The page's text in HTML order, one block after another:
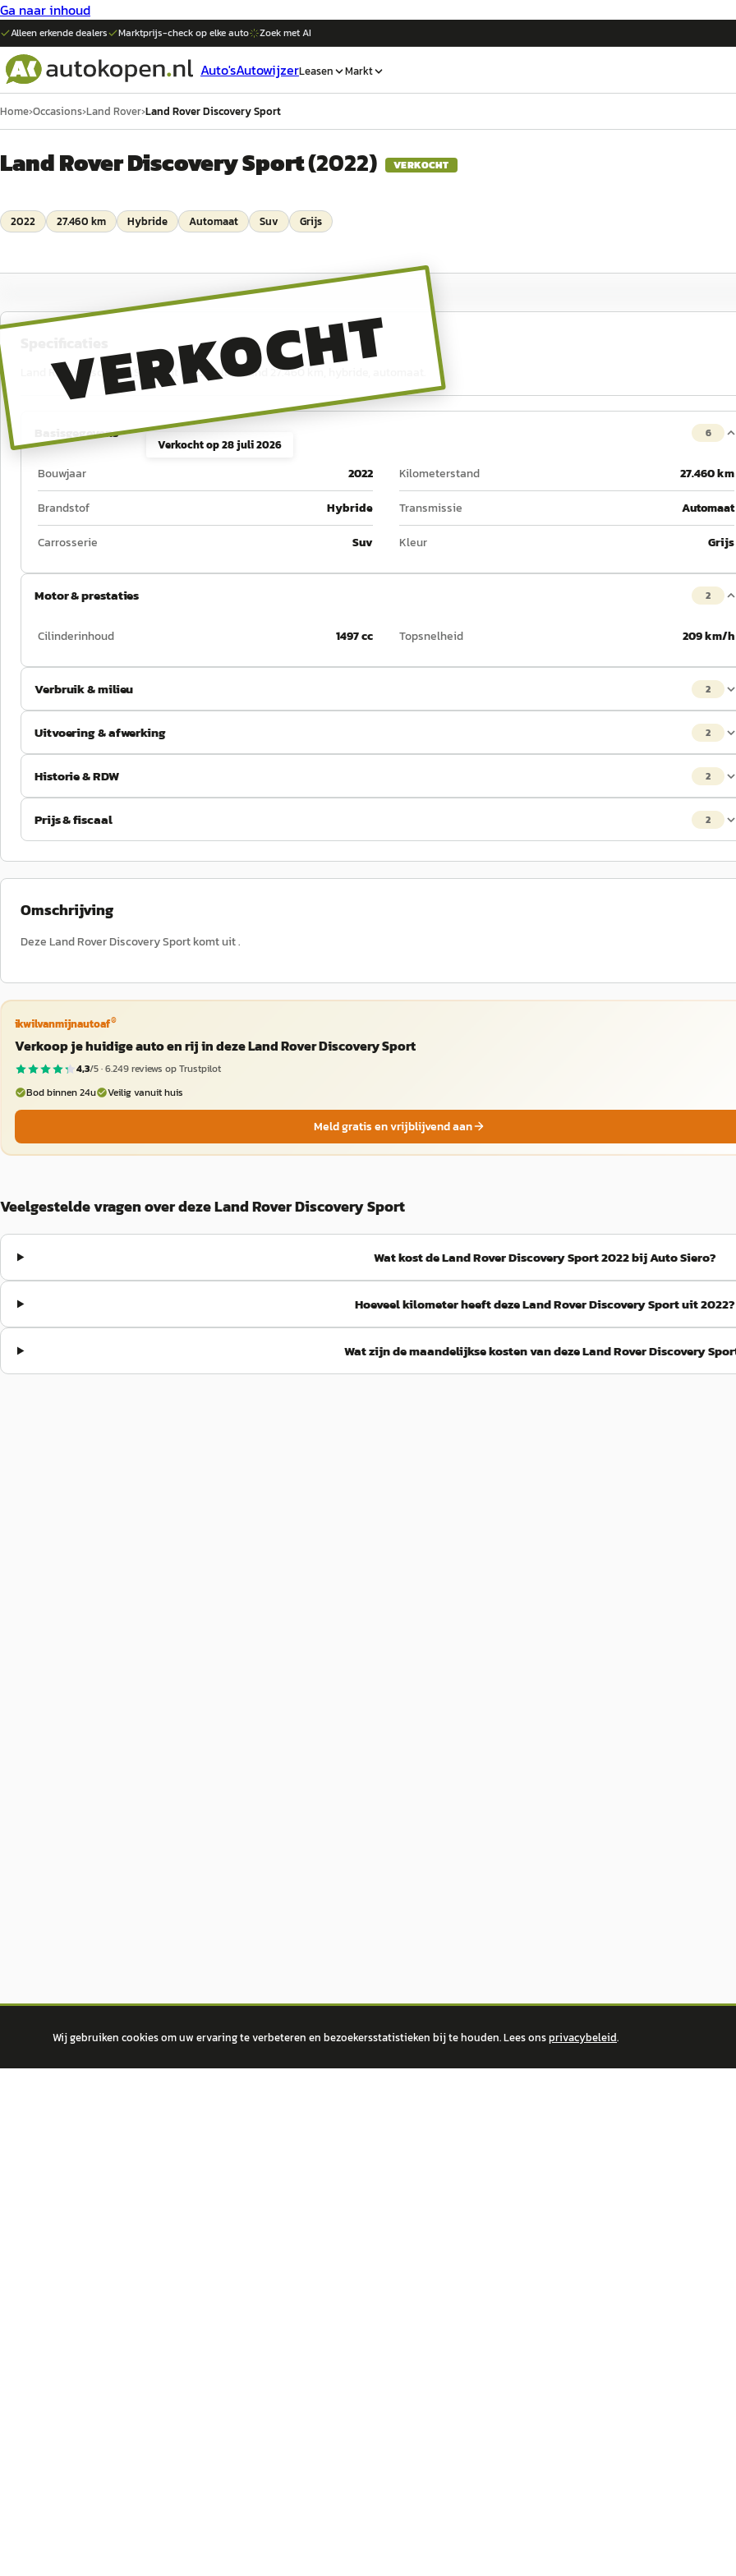
Ga naar inhoud
Alleen erkende dealers Marktprijs-check op elkeauto Zoek met AI
Auto'sAutowijzerLeasen Markt
Home›Occasions›Land Rover›Land Rover Discovery Sport
Land Rover Discovery Sport(2022) VERKOCHT
2022 27.460 km Hybride Automaat Suv Grijs
VERKOCHT
Verkocht op28 juli 2026
Land Rover Discovery Sport uit 2022, tellerstand 27.460 km, hybride, automaat.
Basisgegevens 6
Bouwjaar 2022 Kilometerstand
27.460 km
Brandstof
Hybride Transmissie
Automaat
Carrosserie
Suv Kleur Grijs
Motor & prestaties 2
Cilinderinhoud 1497 cc Topsnelheid 209 km/h
Verbruik & milieu 2
Uitvoering & afwerking 2
Historie & RDW 2
Prijs & fiscaal 2
Omschrijving
Deze Land Rover Discovery Sport komt uit .
ikwilvanmijnautoaf®
Verkoop je huidige auto en rij in deze Land Rover Discovery Sport
4,3/5 ·6.249reviews op Trustpilot
Bod binnen 24u
Veilig vanuit huis
Meld gratis en vrijblijvend aan
Veelgestelde vragen over deze Land Rover Discovery Sport
Wat kost de Land Rover Discovery Sport 2022 bij Auto Siero?
Hoeveel kilometer heeft deze Land Rover Discovery Sport uit 2022?
Wat zijn de maandelijkse kosten van deze Land Rover Discovery
Wij gebruiken cookies om uw ervaring te verbeteren en bezoekersstatistieken bij te houden. Lees onsprivacybeleid.